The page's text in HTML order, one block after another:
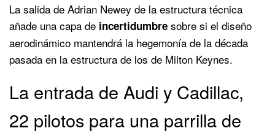
La salida de Adrian Newey de la estructura técnica
añade una capa de incertidumbre sobre si el diseño
aerodinámico mantendrá la hegemonía de la década
pasada en la estructura de los de Milton Keynes.
La entrada de Audi y Cadillac,
22 pilotos para una parrilla de